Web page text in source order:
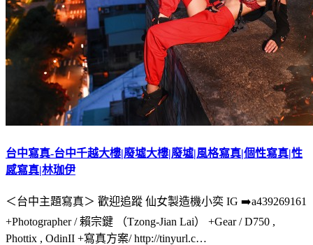
台中寫真-台中千越大樓|廢墟大樓|廢墟|風格寫真|個性寫真|性
感寫真|林珈伊
＜台中主題寫真＞ 歡迎追蹤 仙女製造機小奕 IG ➡️a439269161
+Photographer / 賴宗鍵 （Tzong-Jian Lai） +Gear / D750 ,
Phottix , OdinII +寫真方案/ http://tinyurl.c…